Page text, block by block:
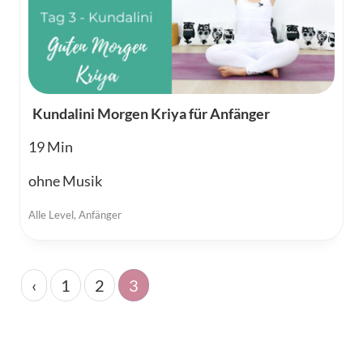
Kundalini Morgen Kriya für Anfänger
19
ohne Musik
Alle Level, Anfänger
‹ 1 2 3